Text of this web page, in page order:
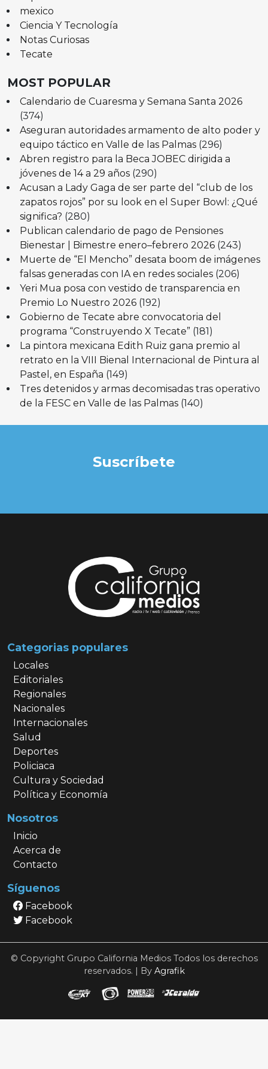
mexico
Ciencia Y Tecnología
Notas Curiosas
Tecate
MOST POPULAR
Calendario de Cuaresma y Semana Santa 2026
(374)
Aseguran autoridades armamento de alto poder y
equipo táctico en Valle de las Palmas (296)
Abren registro para la Beca JOBEC dirigida a
jóvenes de 14 a 29 años (290)
Acusan a Lady Gaga de ser parte del “club de los
zapatos rojos” por su look en el Super Bowl: ¿Qué
significa? (280)
Publican calendario de pago de Pensiones
Bienestar | Bimestre enero–febrero 2026 (243)
Muerte de “El Mencho” desata boom de imágenes
falsas generadas con IA en redes sociales (206)
Yeri Mua posa con vestido de transparencia en
Premio Lo Nuestro 2026 (192)
Gobierno de Tecate abre convocatoria del
programa “Construyendo X Tecate” (181)
La pintora mexicana Edith Ruiz gana premio al
retrato en la VIII Bienal Internacional de Pintura al
Pastel, en España (149)
Tres detenidos y armas decomisadas tras operativo
de la FESC en Valle de las Palmas (140)
Suscríbete
Categorias populares
Locales
Editoriales
Regionales
Nacionales
Internacionales
Salud
Deportes
Policiaca
Cultura y Sociedad
Política y Economía
Nosotros
Inicio
Acerca de
Contacto
Síguenos
Facebook
Facebook
© Copyright Grupo California Medios Todos los derechos
reservados. | By Agrafik